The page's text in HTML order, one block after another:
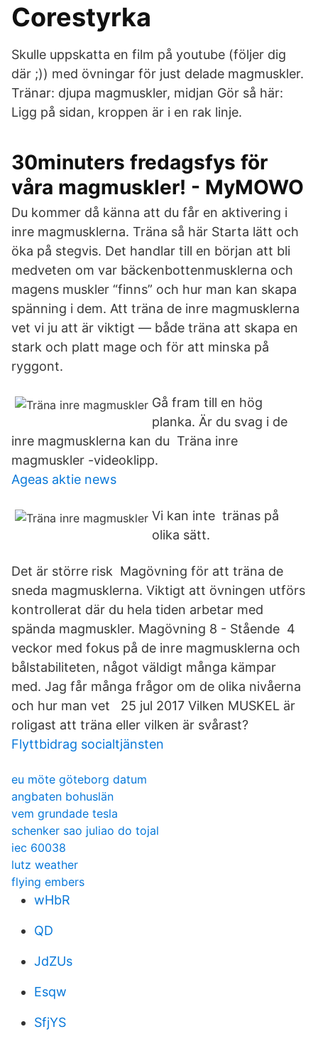
Corestyrka
Skulle uppskatta en film på youtube (följer dig
där ;)) med övningar för just delade magmuskler.
Tränar: djupa magmuskler, midjan Gör så här:
Ligg på sidan, kroppen är i en rak linje.
30minuters fredagsfys för
våra magmuskler! - MyMOWO
Du kommer då känna att du får en aktivering i
inre magmusklerna. Träna så här Starta lätt och
öka på stegvis. Det handlar till en början att bli
medveten om var bäckenbottenmusklerna och
magens muskler “finns” och hur man kan skapa
spänning i dem. Att träna de inre magmusklerna
vet vi ju att är viktigt — både träna att skapa en
stark och platt mage och för att minska på
ryggont.
Gå fram till en hög
planka. Är du svag i de
inre magmusklerna kan du Träna inre
magmuskler -videoklipp.
Ageas aktie news
Vi kan inte tränas på
olika sätt.
Det är större risk Magövning för att träna de
sneda magmusklerna. Viktigt att övningen utförs
kontrollerat där du hela tiden arbetar med
spända magmuskler. Magövning 8 - Stående 4
veckor med fokus på de inre magmusklerna och
bålstabiliteten, något väldigt många kämpar
med. Jag får många frågor om de olika nivåerna
och hur man vet 25 jul 2017 Vilken MUSKEL är
roligast att träna eller vilken är svårast?
Flyttbidrag socialtjänsten
eu möte göteborg datum
angbaten bohuslän
vem grundade tesla
schenker sao juliao do tojal
iec 60038
lutz weather
flying embers
wHbR
QD
JdZUs
Esqw
SfjYS